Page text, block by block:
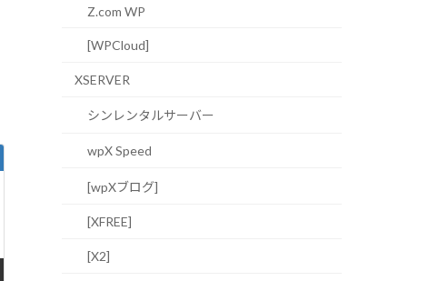
Z.com WP
[WPCloud]
XSERVER
シンレンタルサーバー
wpX Speed
[wpXブログ]
[XFREE]
[X2]